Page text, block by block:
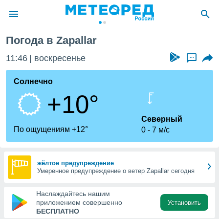
о
Вы можете
к этому
доступ
Погода в Zapallar
11:46 воскресенье ...
Солнечно
+10°
По ощущениям +12°
Северный
0
7 м/с
жёлтое предупреждение
Умеренное предупреждение о ветер Zapallar сегодня
Наслаждайтесь нашим
приложением совершенно
БЕСПЛАТНО
Установить